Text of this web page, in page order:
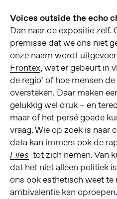
Voices outside the echo
Dan naar de expositie zelf.
premisse dat we ons niet
onze naam wordt
Frontex, wat er gebeurt in
de regio’ of hoe mensen
oversteken. Daar maken
gelukkig wel druk – en
maar of het persé goede
vraag. Wie op zoek is naar
data kan immers ook de
Files tot zich nemen. Van
dat het niet alleen politiek
ons ook esthetisch weet te
ambivalentie kan oproepen.